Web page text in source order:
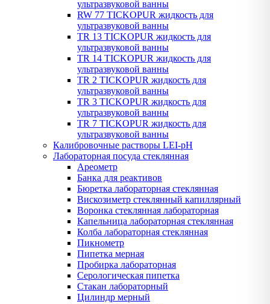
ультразвуковой ванны
RW 77 TICKOPUR жидкость для
ультразвуковой ванны
TR 13 TICKOPUR жидкость для
ультразвуковой ванны
TR 14 TICKOPUR жидкость для
ультразвуковой ванны
TR 2 TICKOPUR жидкость для
ультразвуковой ванны
TR 3 TICKOPUR жидкость для
ультразвуковой ванны
TR 7 TICKOPUR жидкость для
ультразвуковой ванны
Калибровочные растворы LEI-pH
Лабораторная посуда стеклянная
Ареометр
Банка для реактивов
Бюретка лабораторная стеклянная
Вискозиметр стеклянный капиллярный
Воронка стеклянная лабораторная
Капельница лабораторная стеклянная
Колба лабораторная стеклянная
Пикнометр
Пипетка мерная
Пробирка лабораторная
Серологическая пипетка
Стакан лабораторный
Цилиндр мерный